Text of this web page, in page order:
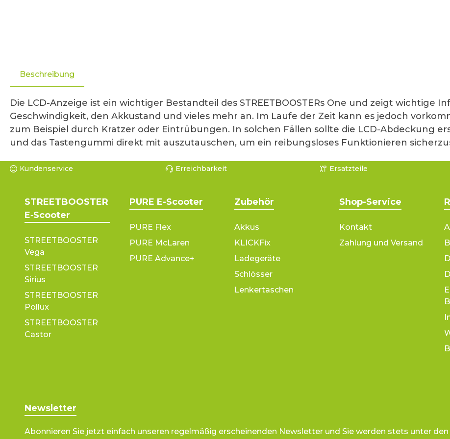
Beschreibung
Die LCD-Anzeige ist ein wichtiger Bestandteil des STREETBOOSTERs One und zeigt wichtige
Geschwindigkeit, den Akkustand und vieles mehr an. Im Laufe der Zeit kann es jedoch
zum Beispiel durch Kratzer oder Eintrübungen. In solchen Fällen sollte die LCD-Abdeckung
und das Tastengummi direkt mit auszutauschen, um ein reibungsloses Funktionieren
Kundenservice Erreichbarkeit Ersatzteile
STREETBOOSTER
E‑Scooter
STREETBOOSTER
Vega
STREETBOOSTER
Sirius
STREETBOOSTER
Pollux
STREETBOOSTER
Castor
PURE E-Scooter
PURE Flex
PURE McLaren
PURE Advance+
Zubehör
Akkus
KLICKFix
Ladegeräte
Schlösser
Lenkertaschen
Shop-Service
Kontakt
Zahlung und Versand
Newsletter
Abonnieren Sie jetzt einfach unseren regelmäßig erscheinenden Newsletter und Sie werden stets unter